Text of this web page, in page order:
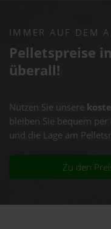
IMMER AUF DEM
Pelletspreise
überall!
Nutzen Sie unsere
bleiben Sie bequem
und die Lage am
Zu den